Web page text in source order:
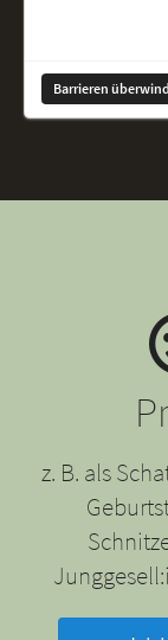
Barrieren
z. B. als